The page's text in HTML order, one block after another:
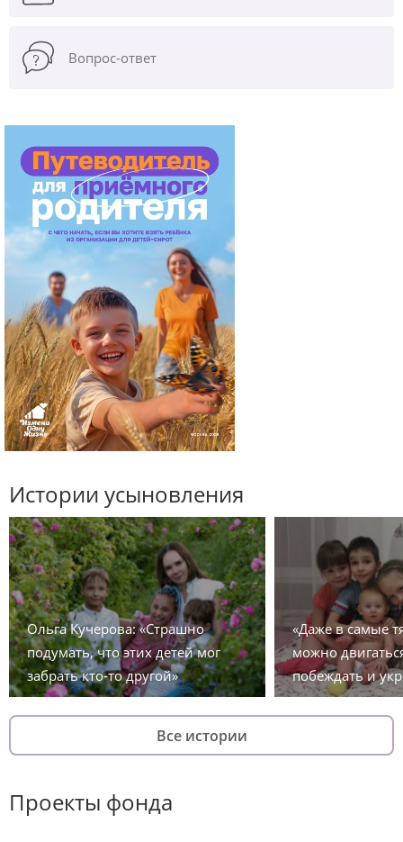
Вопрос-ответ
Истории усыновления
Ольга Кучерова: «Страшно
подумать, что этих детей мог
забрать кто-то другой»
«Даже в самые
можно
побеждать и
Все истории
Проекты фонда